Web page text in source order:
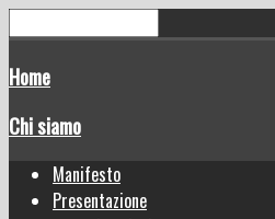
Home
Chi siamo
Manifesto
Presentazione